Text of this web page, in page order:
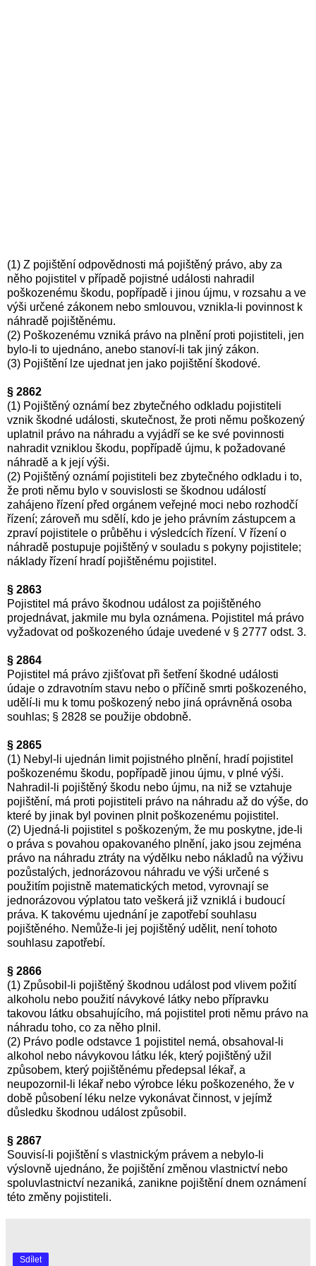
(1) Z pojištění odpovědnosti má pojištěný právo, aby za
něho pojistitel v případě pojistné události nahradil
poškozenému škodu, popřípadě i jinou újmu, v rozsahu a ve
výši určené zákonem nebo smlouvou, vznikla-li povinnost k
náhradě pojištěnému.
(2) Poškozenému vzniká právo na plnění proti pojistiteli, jen
bylo-li to ujednáno, anebo stanoví-li tak jiný zákon.
(3) Pojištění lze ujednat jen jako pojištění škodové.
§ 2862
(1) Pojištěný oznámí bez zbytečného odkladu pojistiteli
vznik škodné události, skutečnost, že proti němu poškozený
uplatnil právo na náhradu a vyjádří se ke své povinnosti
nahradit vzniklou škodu, popřípadě újmu, k požadované
náhradě a k její výši.
(2) Pojištěný oznámí pojistiteli bez zbytečného odkladu i to,
že proti němu bylo v souvislosti se škodnou událostí
zahájeno řízení před orgánem veřejné moci nebo rozhodčí
řízení; zároveň mu sdělí, kdo je jeho právním zástupcem a
zpraví pojistitele o průběhu i výsledcích řízení. V řízení o
náhradě postupuje pojištěný v souladu s pokyny pojistitele;
náklady řízení hradí pojištěnému pojistitel.
§ 2863
Pojistitel má právo škodnou událost za pojištěného
projednávat, jakmile mu byla oznámena. Pojistitel má právo
vyžadovat od poškozeného údaje uvedené v § 2777 odst. 3.
§ 2864
Pojistitel má právo zjišťovat při šetření škodné události
údaje o zdravotním stavu nebo o příčině smrti poškozeného,
udělí-li mu k tomu poškozený nebo jiná oprávněná osoba
souhlas; § 2828 se použije obdobně.
§ 2865
(1) Nebyl-li ujednán limit pojistného plnění, hradí pojistitel
poškozenému škodu, popřípadě jinou újmu, v plné výši.
Nahradil-li pojištěný škodu nebo újmu, na niž se vztahuje
pojištění, má proti pojistiteli právo na náhradu až do výše, do
které by jinak byl povinen plnit poškozenému pojistitel.
(2) Ujedná-li pojistitel s poškozeným, že mu poskytne, jde-li
o práva s povahou opakovaného plnění, jako jsou zejména
právo na náhradu ztráty na výdělku nebo nákladů na výživu
pozůstalých, jednorázovou náhradu ve výši určené s
použitím pojistně matematických metod, vyrovnají se
jednorázovou výplatou tato veškerá již vzniklá i budoucí
práva. K takovému ujednání je zapotřebí souhlasu
pojištěného. Nemůže-li jej pojištěný udělit, není tohoto
souhlasu zapotřebí.
§ 2866
(1) Způsobil-li pojištěný škodnou událost pod vlivem požití
alkoholu nebo použití návykové látky nebo přípravku
takovou látku obsahujícího, má pojistitel proti němu právo na
náhradu toho, co za něho plnil.
(2) Právo podle odstavce 1 pojistitel nemá, obsahoval-li
alkohol nebo návykovou látku lék, který pojištěný užil
způsobem, který pojištěnému předepsal lékař, a
neupozornil-li lékař nebo výrobce léku poškozeného, že v
době působení léku nelze vykonávat činnost, v jejímž
důsledku škodnou událost způsobil.
§ 2867
Souvisí-li pojištění s vlastnickým právem a nebylo-li
výslovně ujednáno, že pojištění změnou vlastnictví nebo
spoluvlastnictví nezaniká, zanikne pojištění dnem oznámení
této změny pojistiteli.
Sdílet